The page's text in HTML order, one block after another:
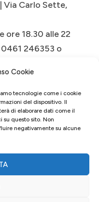
Cookie
tecnologie come i cookie
del dispositivo. Il
di elaborare dati come il
su questo sito. Non
negativamente su alcune
Carlo Sette,
ore 18.30 alle 22
246353 o
di
e frittelle), 5 €
link